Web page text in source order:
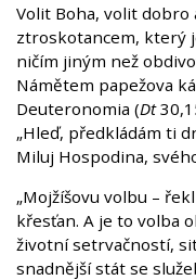
Volit Boha, volit dobro
ztroskotancem, který
ničím jiným než
Námětem papežova
Deuteronomia (Dt
„Hleď, předkládám ti
Miluj Hospodina,
„Mojžíšovu volbu –
křesťan. A je to volba
životní setrvačností,
snadnější stát se